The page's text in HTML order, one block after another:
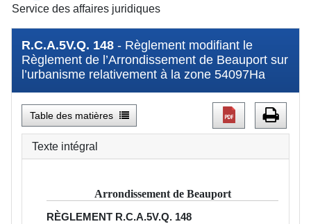
Service des affaires juridiques
R.C.A.5V.Q. 148 - Règlement modifiant le
Règlement de l’Arrondissement de Beauport sur
l’urbanisme relativement à la zone 54097Ha
Table des matières
Texte intégral
Arrondissement de Beauport
RÈGLEMENT R.C.A.5V.Q. 148